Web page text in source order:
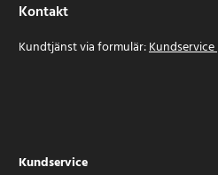
Kontakt
Kundtjänst via formulär:Kundservice
Kundservice